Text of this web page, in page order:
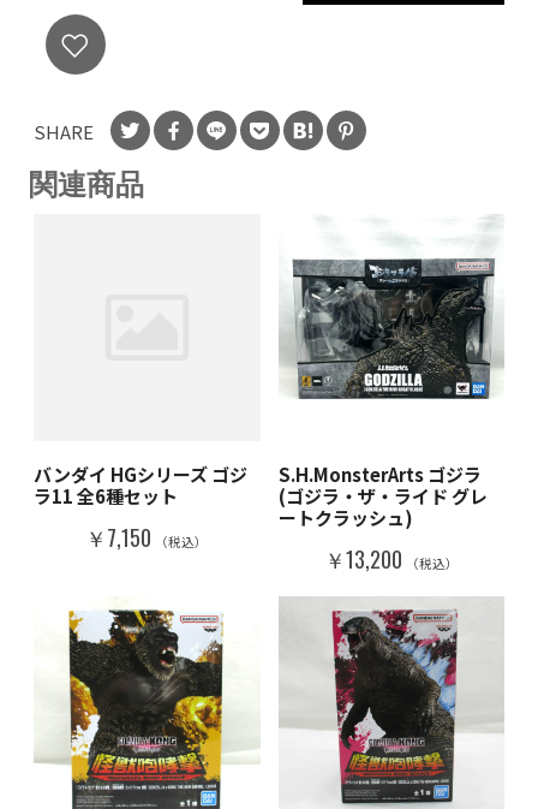
SHARE
関連商品
バンダイ HGシリーズ ゴジ
ラ11 全6種セット
￥7,150 （税込）
S.H.MonsterArts ゴジラ
(ゴジラ・ザ・ライド グレ
ートクラッシュ)
￥13,200 （税込）